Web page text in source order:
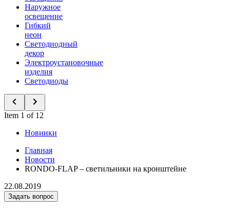
Наружное
освещение
Гибкий
неон
Светодиодный
декор
Электроустановочные
изделия
Светодиоды
Item 1 of 12
Новинки
Главная
Новости
RONDO-FLAP – светильники на кронштейне
22.08.2019
Задать вопрос